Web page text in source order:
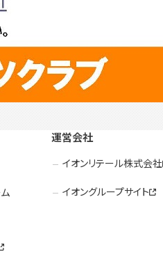
運営会社
イオンリテール株式会社
イオングループサイト